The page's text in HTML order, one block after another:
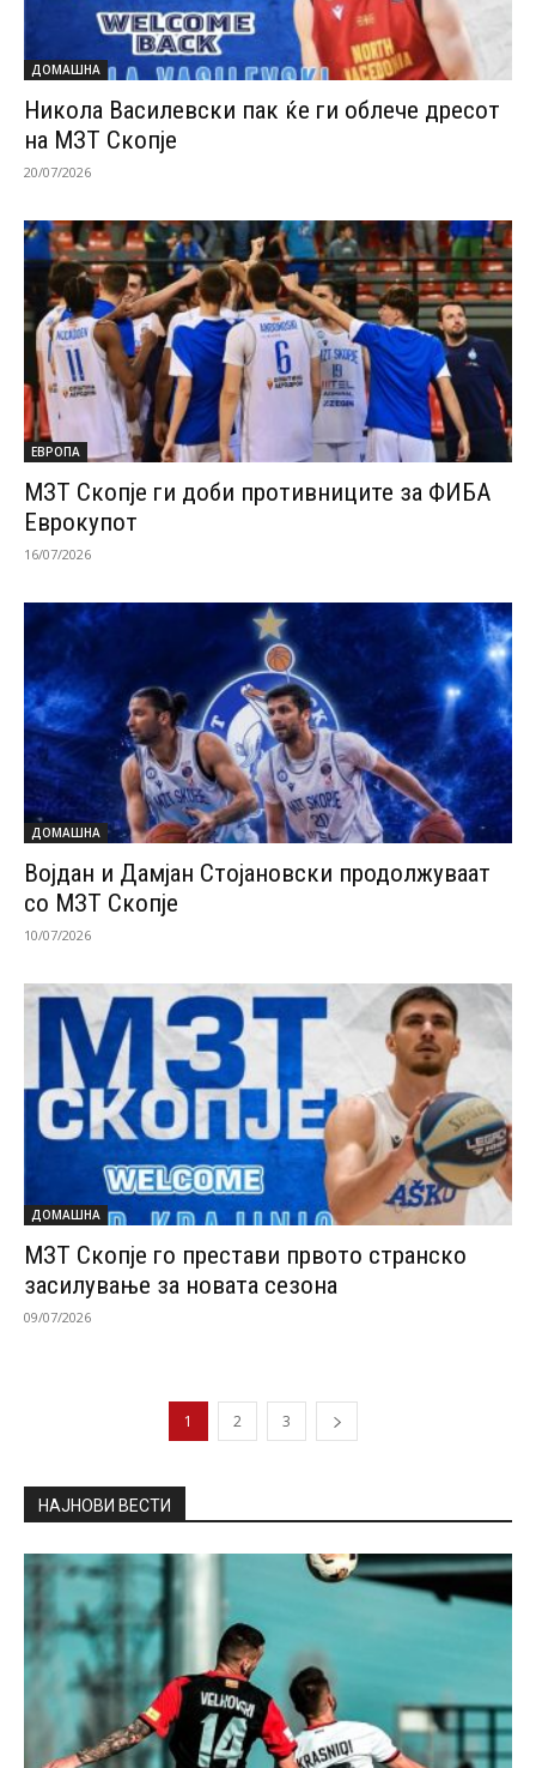
ДОМАШНА
Никола Василевски пак ќе ги облече дресот
на МЗТ Скопје
20/07/2026
ЕВРОПА
МЗТ Скопје ги доби противниците за ФИБА
Еврокупот
16/07/2026
ДОМАШНА
Војдан и Дамјан Стојановски продолжуваат
со МЗТ Скопје
10/07/2026
ДОМАШНА
МЗТ Скопје го престави првото странско
засилување за новата сезона
09/07/2026
1 2 3
НАЈНОВИ ВЕСТИ